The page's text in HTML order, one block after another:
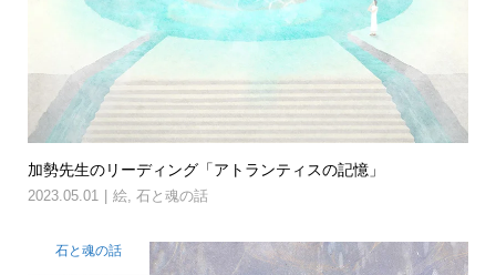
加勢先生のリーディング「アトランティスの記憶」
2023.05.01 絵, 石と魂の話
石と魂の話